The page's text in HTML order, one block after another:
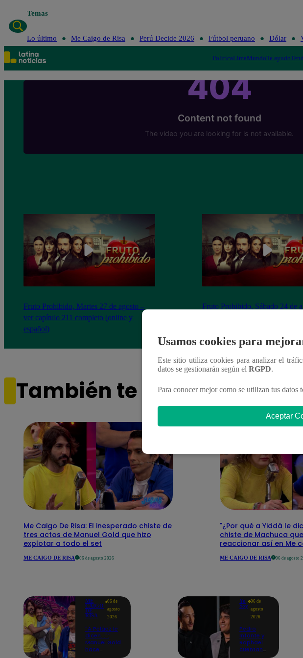
Temas
Lo último Me Caigo de Risa Perú Decide 2026 Fútbol peruano Dólar
PolíticaLimaMundoTe ayudo
Fruto Prohibido, Martes 27 de agosto –
ver capítulo 211 completo (online y
español)
Fruto Prohibido, Sábado 24 de
También te puede
Me Caigo De Risa: El inesperado chiste de
tres actos de Manuel Gold que hizo
explotar a todo el set
ME CAIGO DE RISA 06 de agosto 2026
"¿Por qué a Yiddá le
chiste de Machuca
reaccionar así en Me
ME CAIGO DE RISA 06 de agosto
ME
CAIGO
DE
RISA
06 de
agosto
2026
"A Peláez le
dicen...":
Manuel Gold
hace
Yo
Soy
06 de
agosto
2026
Pedro
Infante y
Raphael
cuentan
Usamos cookies para
Este sitio utiliza cookies para analizar el
datos se gestionarán según el RGPD.
Para conocer mejor como se utilizan tus datos
Aceptar